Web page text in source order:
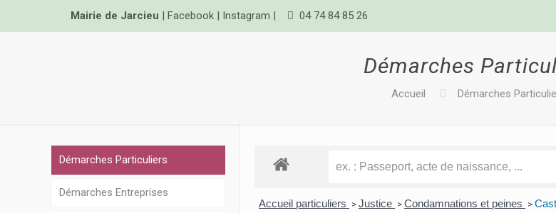
Mairie de Jarcieu | Facebook| Instagram | 04 74 84 85 26
Démarches
Accueil Démarches
Accueil particuliers > Justice > Condamnations et peines >
Démarches Particuliers
Démarches Entreprises